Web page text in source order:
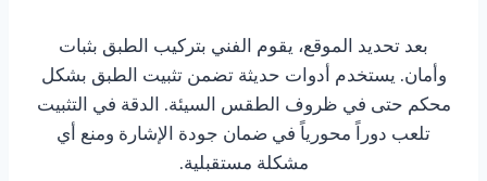
بعد تحديد الموقع، يقوم الفني بتركيب الطبق بثبات
وأمان. يستخدم أدوات حديثة تضمن تثبيت الطبق بشكل
محكم حتى في ظروف الطقس السيئة. الدقة في التثبيت
تلعب دوراً محورياً في ضمان جودة الإشارة ومنع أي
مشكلة مستقبلية.